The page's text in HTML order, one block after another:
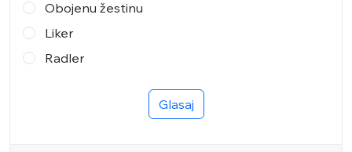
Obojenu žestinu
Liker
Radler
Glasaj